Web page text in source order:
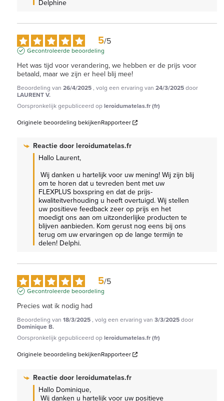
Delphine
5/5
Gecontroleerde beoordeling
Het was tijd voor verandering, we hebben er de prijs voor
betaald, maar we zijn er heel blij mee!
Beoordeling van 26/4/2025, volg een ervaring van 24/3/2025door
LAURENT V.
Oorspronkelijk gepubliceerd opleroidumatelas.fr (fr)
Originele beoordeling bekijkenRapporteer
Reactie doorleroidumatelas.fr
Hallo Laurent,
om te horen dat u tevreden bent met uw
FLEXPLUS boxspring en dat de prijs-
kwaliteitverhouding u heeft overtuigd. Wij stellen
uw positieve feedback zeer op prijs en het
moedigt ons aan om uitzonderlijke producten te
blijven aanbieden. Kom gerust nog eens bij ons
terug om uw ervaringen op de lange termijn te
delen! Delphi.
5/5
Gecontroleerde beoordeling
Precies wat ik nodig had
Beoordeling van 18/3/2025, volg een ervaring van 3/3/2025door
Dominique B.
Oorspronkelijk gepubliceerd opleroidumatelas.fr (fr)
Originele beoordeling bekijkenRapporteer
Reactie doorleroidumatelas.fr
Hallo Dominique,